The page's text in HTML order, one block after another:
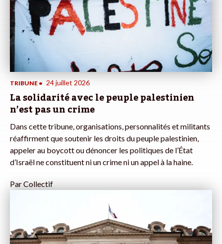
TRIBUNE • 24 juillet 2026
La solidarité avec le peuple palestinien
n’est pas un crime
Dans cette tribune, organisations, personnalités et militants
réaffirment que soutenir les droits du peuple palestinien,
appeler au boycott ou dénoncer les politiques de l’État
d’Israël ne constituent ni un crime ni un appel à la haine.
ParCollectif